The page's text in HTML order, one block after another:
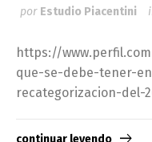
por Estudio Piacentini
https://
que-se-debe-tener-
recategorizacion-del-
continuar leyendo